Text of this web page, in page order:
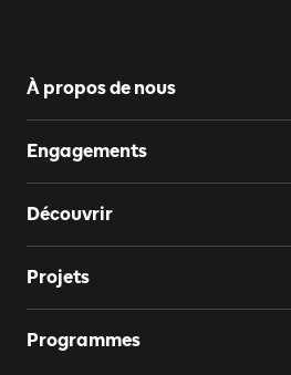
À propos de nous
Engagements
Découvrir
Projets
Programmes